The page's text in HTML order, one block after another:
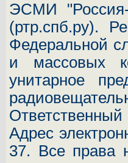
ЭСМИ "Россия-
(ртр.спб.ру).
Федеральной
и массовых
унитарное
Адрес
37. Все права